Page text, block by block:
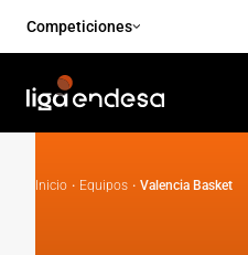
Competiciones
Inicio · Equipos · Valencia Basket